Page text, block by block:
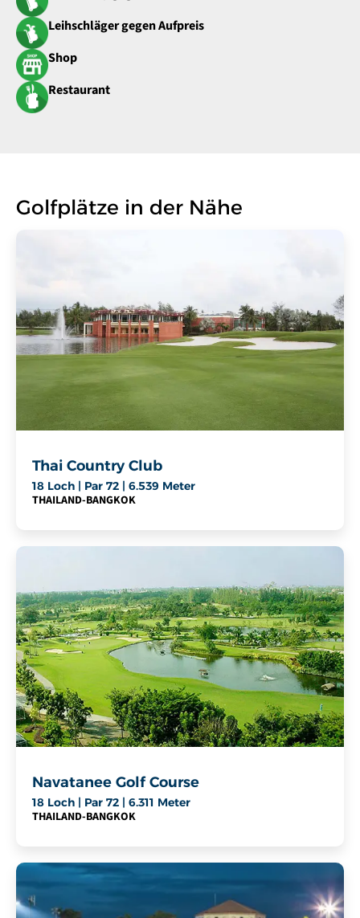
Leihschläger gegen Aufpreis
Shop
Restaurant
Golfplätze in der Nähe
Thai Country Club
18 Loch | Par 72 | 6.539 Meter
THAILAND-BANGKOK
Navatanee Golf Course
18 Loch | Par 72 | 6.311 Meter
THAILAND-BANGKOK